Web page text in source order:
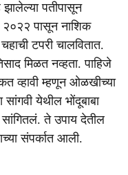
झालेल्या पतीपासून
२०२२ पासून नाशिक
टपरी चालवितात.
मिळत नव्हता. पाहिजे
व्हावी म्हणून ओळखीच्या
सांगवी येथील भोंदूबाबा
ते उपाय देतील
संपर्कात आली.